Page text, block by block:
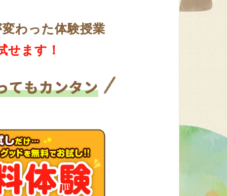
わった体験授業
せます！